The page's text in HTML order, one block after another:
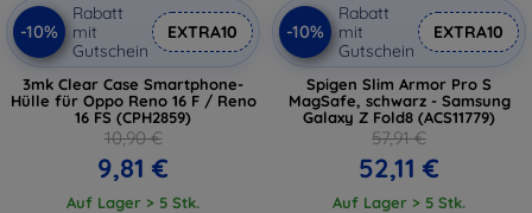
-10%
Rabatt
mit
Gutschein
EXTRA10
3mk Clear Case Smartphone-
Hülle für Oppo Reno 16 F / Reno
16 FS (CPH2859)
10,90 €
9,81 €
Auf Lager > 5 Stk.
-10%
Rabatt
mit
Gutschein
EXTRA10
Spigen Slim Armor Pro S
MagSafe, schwarz - Samsung
Galaxy Z Fold8 (ACS11779)
57,91 €
52,11 €
Auf Lager > 5 Stk.